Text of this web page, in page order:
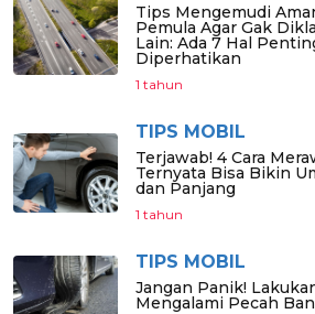
Tips Mengemudi
Pemula Agar Gak
Lain: Ada 7 Hal
Diperhatikan
1 tahun
TIPS MOBIL
Terjawab! 4 Cara
Ternyata Bisa Bikin
dan Panjang
1 tahun
TIPS MOBIL
Jangan Panik!
Mengalami Pecah